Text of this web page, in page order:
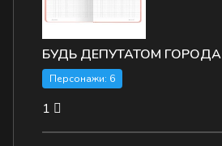
БУДЬ ДЕПУТАТОМ ГОРОДА
Персонажи: 6
1